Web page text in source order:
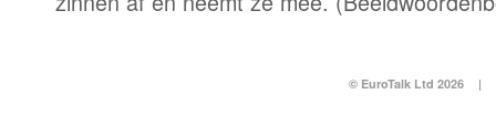
© EuroTalk Ltd 2026 |